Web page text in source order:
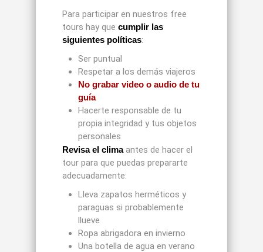
Para participar en nuestros free
tours hay quecumplir las
siguientes políticas:
Ser puntual
Respetar a los demás viajeros
No grabar video o audio de tu
guía
Hacerte responsable de tu
propia integridad y tus objetos
personales
Revisa el climaantes de hacer el
tour para que puedas prepararte
adecuadamente:
Lleva zapatos herméticos y
paraguas si probablemente
llueve
Ropa abrigadora en invierno
Una botella de agua en verano